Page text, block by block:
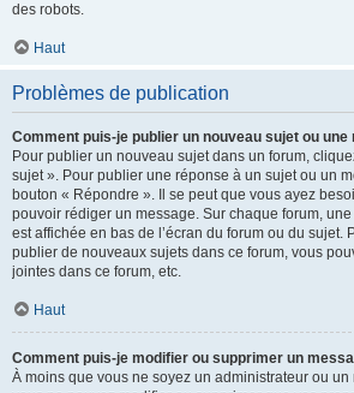
des robots.
Haut
Problèmes de publication
Comment puis-je publier un nouveau sujet ou une
Pour publier un nouveau sujet dans un forum,
sujet ». Pour publier une réponse à un sujet ou un
bouton « Répondre ». Il se peut que vous ayez
pouvoir rédiger un message. Sur chaque forum,
est affichée en bas de l’écran du forum ou du sujet.
publier de nouveaux sujets dans ce forum, vous
jointes dans ce forum, etc.
Haut
Comment puis-je modifier ou supprimer un
À moins que vous ne soyez un administrateur ou